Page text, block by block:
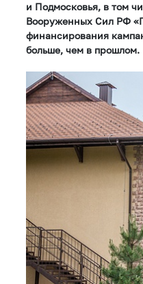
и Подмосковья, в том
Вооруженных Сил РФ
финансирования
больше, чем в прошлом.